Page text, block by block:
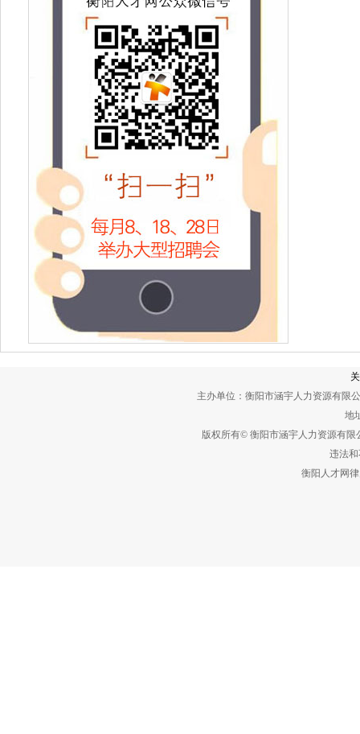
主办单位：衡阳市涵宇人力资源有限
地
版权所有© 衡阳市涵宇人力资源有
违法和
衡阳人才网